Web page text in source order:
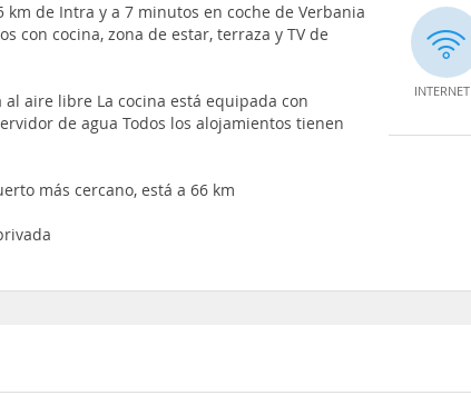
km de Intra y a 7 minutos en coche de Verbania
con cocina, zona de estar, terraza y TV de
aire libre La cocina está equipada con
de agua Todos los alojamientos tienen
más cercano, está a 66 km
INTERNET